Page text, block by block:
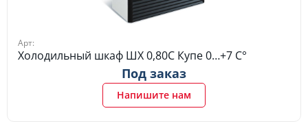
Арт:
Холодильный шкаф ШХ 0,80С Купе 0…+7 C°
Под заказ
Напишите нам